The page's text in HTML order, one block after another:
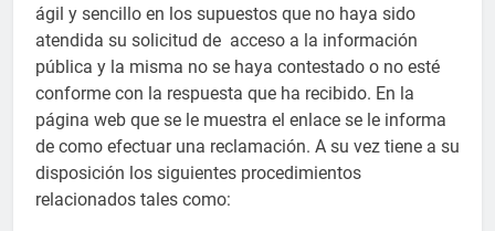
ágil y sencillo en los supuestos que no haya sido
atendida su solicitud de acceso a la información
pública y la misma no se haya contestado o no esté
conforme con la respuesta que ha recibido. En la
página web que se le muestra el enlace se le informa
de como efectuar una reclamación. A su vez tiene a su
disposición los siguientes procedimientos
relacionados tales como: